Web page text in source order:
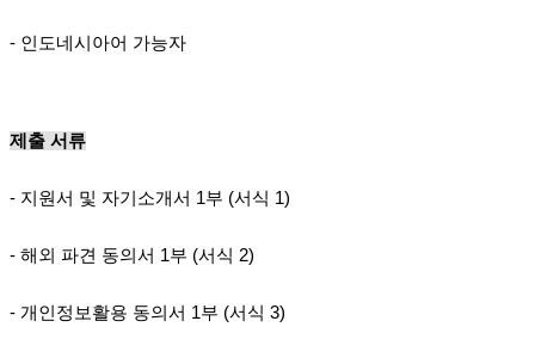
- 인도네시아어 가능자
제출 서류
- 지원서 및 자기소개서 1부 (서식 1)
- 해외 파견 동의서 1부 (서식 2)
- 개인정보활용 동의서 1부 (서식 3)